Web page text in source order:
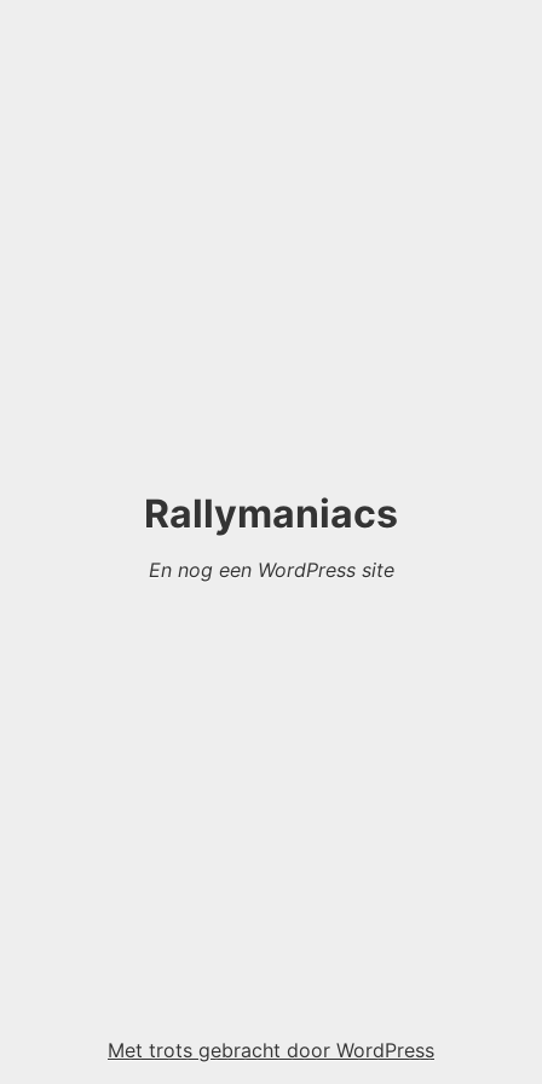
Rallymaniacs
En nog een WordPress site
Met trots gebracht door WordPress